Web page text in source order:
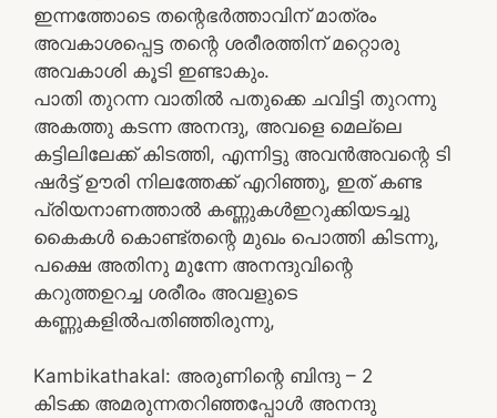
ഇന്നത്തോടെ തന്റെഭർത്താവിന് മാത്രം
അവകാശപ്പെട്ട തന്റെ ശരീരത്തിന് മറ്റൊരു
അവകാശി കൂടി ഇണ്ടാകും.
പാതി തുറന്ന വാതിൽ പതുക്കെ ചവിട്ടി തുറന്നു
അകത്തു കടന്ന അനന്ദു, അവളെ മെല്ലെ
കട്ടിലിലേക്ക് കിടത്തി, എന്നിട്ടു അവൻഅവന്റെ ടി
ഷർട്ട് ഊരി നിലത്തേക്ക് എറിഞ്ഞു, ഇത് കണ്ട
പ്രിയനാണത്താൽ കണ്ണുകൾഇറുക്കിയടച്ചു
കൈകൾ കൊണ്ട്തന്റെ മുഖം പൊത്തി കിടന്നു,
പക്ഷെ അതിനു മുന്നേ അനന്ദുവിന്റെ
കറുത്തഉറച്ച ശരീരം അവളുടെ
കണ്ണുകളിൽപതിഞ്ഞിരുന്നു,
Kambikathakal: അരുണിന്റെ ബിന്ദു – 2
കിടക്ക അമരുന്നതറിഞ്ഞപ്പോൾ അനന്ദു